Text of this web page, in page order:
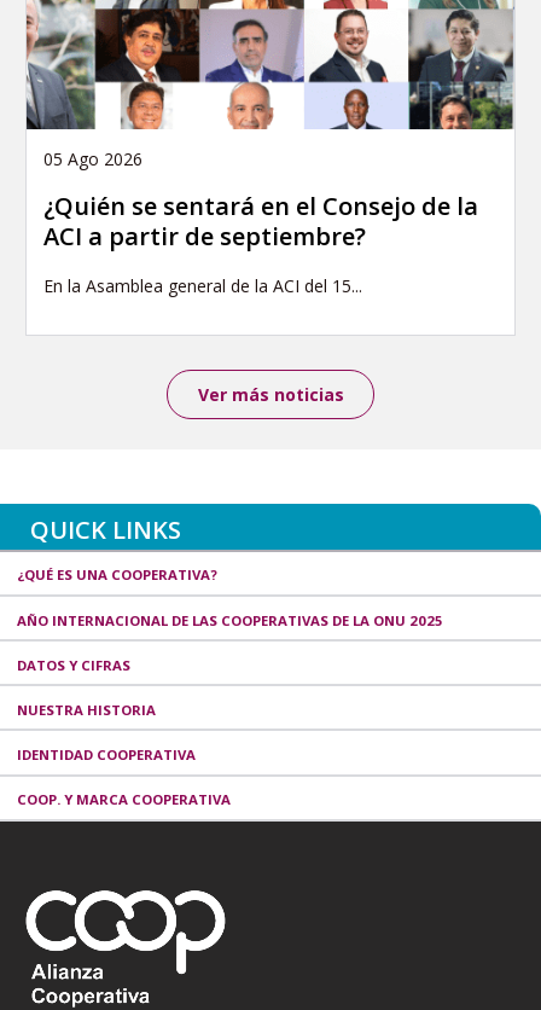
05 Ago 2026
¿Quién se sentará en el Consejo de la
ACI a partir de septiembre?
En la Asamblea general de la ACI del 15...
Ver más noticias
QUICK LINKS
¿QUÉ ES UNA COOPERATIVA?
AÑO INTERNACIONAL DE LAS COOPERATIVAS DE LA ONU 2025
DATOS Y CIFRAS
NUESTRA HISTORIA
IDENTIDAD COOPERATIVA
COOP. Y MARCA COOPERATIVA